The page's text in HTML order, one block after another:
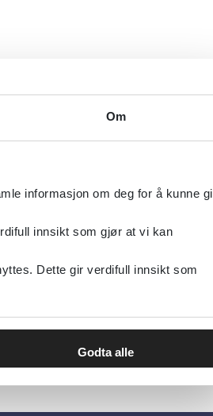
Om
informasjon om deg for å kunne gi
innsikt som gjør at vi kan
Dette gir verdifull innsikt som
Godta alle